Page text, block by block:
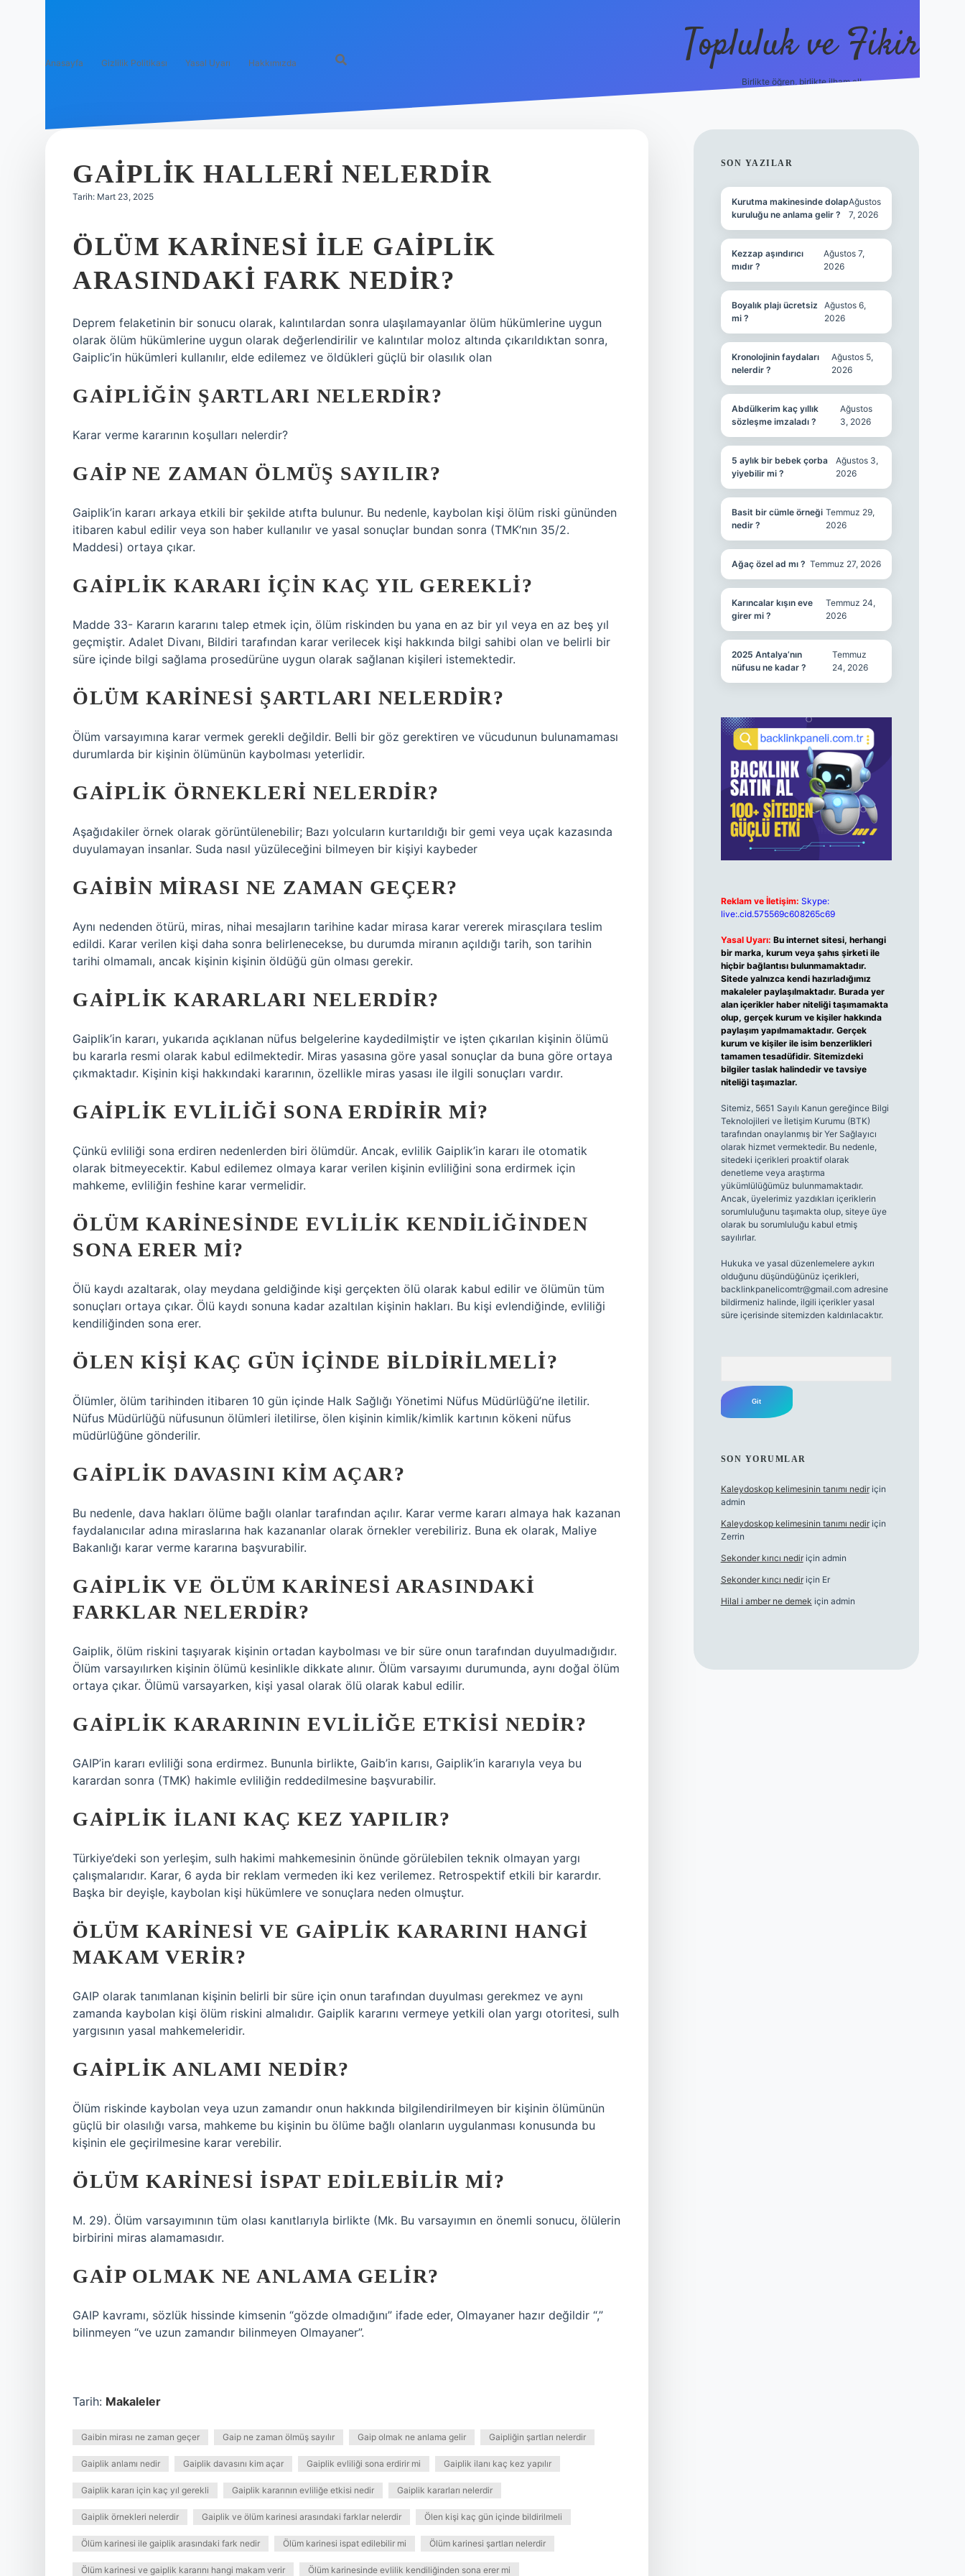
Anasayfa Gizlilik Politikası Yasal Uyarı Hakkımızda Topluluk ve Fikir
Birlikte öğren, birlikte ilham al!
GAIPLIK HALLERI NELERDIR
Tarih: Mart 23, 2025
ÖLÜM KARINESI ILE GAIPLIK
ARASINDAKI FARK NEDIR?
Deprem felaketinin bir sonucu olarak, kalıntılardan sonra ulaşılamayanlar ölüm hükümlerine uygun
olarak ölüm hükümlerine uygun olarak değerlendirilir ve kalıntılar moloz altında çıkarıldıktan sonra,
Gaiplic’in hükümleri kullanılır, elde edilemez ve öldükleri güçlü bir olasılık olan
GAIPLIĞIN ŞARTLARI NELERDIR?
Karar verme kararının koşulları nelerdir?
GAIP NE ZAMAN ÖLMÜŞ SAYILIR?
Gaiplik’in kararı arkaya etkili bir şekilde atıfta bulunur. Bu nedenle, kaybolan kişi ölüm riski gününden
itibaren kabul edilir veya son haber kullanılır ve yasal sonuçlar bundan sonra (TMK’nın 35/2.
Maddesi) ortaya çıkar.
GAIPLIK KARARI IÇIN KAÇ YIL GEREKLI?
Madde 33- Kararın kararını talep etmek için, ölüm riskinden bu yana en az bir yıl veya en az beş yıl
geçmiştir. Adalet Divanı, Bildiri tarafından karar verilecek kişi hakkında bilgi sahibi olan ve belirli bir
süre içinde bilgi sağlama prosedürüne uygun olarak sağlanan kişileri istemektedir.
ÖLÜM KARINESI ŞARTLARI NELERDIR?
Ölüm varsayımına karar vermek gerekli değildir. Belli bir göz gerektiren ve vücudunun bulunamaması
durumlarda bir kişinin ölümünün kaybolması yeterlidir.
GAIPLIK ÖRNEKLERI NELERDIR?
Aşağıdakiler örnek olarak görüntülenebilir; Bazı yolcuların kurtarıldığı bir gemi veya uçak kazasında
duyulamayan insanlar. Suda nasıl yüzüleceğini bilmeyen bir kişiyi kaybeder
GAIBIN MIRASI NE ZAMAN GEÇER?
Aynı nedenden ötürü, miras, nihai mesajların tarihine kadar mirasa karar vererek mirasçılara teslim
edildi. Karar verilen kişi daha sonra belirlenecekse, bu durumda miranın açıldığı tarih, son tarihin
tarihi olmamalı, ancak kişinin kişinin öldüğü gün olması gerekir.
GAIPLIK KARARLARI NELERDIR?
Gaiplik’in kararı, yukarıda açıklanan nüfus belgelerine kaydedilmiştir ve işten çıkarılan kişinin ölümü
bu kararla resmi olarak kabul edilmektedir. Miras yasasına göre yasal sonuçlar da buna göre ortaya
çıkmaktadır. Kişinin kişi hakkındaki kararının, özellikle miras yasası ile ilgili sonuçları vardır.
GAIPLIK EVLILIĞI SONA ERDIRIR MI?
Çünkü evliliği sona erdiren nedenlerden biri ölümdür. Ancak, evlilik Gaiplik’in kararı ile otomatik
olarak bitmeyecektir. Kabul edilemez olmaya karar verilen kişinin evliliğini sona erdirmek için
mahkeme, evliliğin feshine karar vermelidir.
ÖLÜM KARINESINDE EVLILIK KENDILIĞINDEN
SONA ERER MI?
Ölü kaydı azaltarak, olay meydana geldiğinde kişi gerçekten ölü olarak kabul edilir ve ölümün tüm
sonuçları ortaya çıkar. Ölü kaydı sonuna kadar azaltılan kişinin hakları. Bu kişi evlendiğinde, evliliği
kendiliğinden sona erer.
ÖLEN KIŞI KAÇ GÜN IÇINDE BILDIRILMELI?
Ölümler, ölüm tarihinden itibaren 10 gün içinde Halk Sağlığı Yönetimi Nüfus Müdürlüğü’ne iletilir.
Nüfus Müdürlüğü nüfusunun ölümleri iletilirse, ölen kişinin kimlik/kimlik kartının kökeni nüfus
müdürlüğüne gönderilir.
GAIPLIK DAVASINI KIM AÇAR?
Bu nedenle, dava hakları ölüme bağlı olanlar tarafından açılır. Karar verme kararı almaya hak kazanan
faydalanıcılar adına miraslarına hak kazananlar olarak örnekler verebiliriz. Buna ek olarak, Maliye
Bakanlığı karar verme kararına başvurabilir.
GAIPLIK VE ÖLÜM KARINESI ARASINDAKI
FARKLAR NELERDIR?
Gaiplik, ölüm riskini taşıyarak kişinin ortadan kaybolması ve bir süre onun tarafından duyulmadığıdır.
Ölüm varsayılırken kişinin ölümü kesinlikle dikkate alınır. Ölüm varsayımı durumunda, aynı doğal ölüm
ortaya çıkar. Ölümü varsayarken, kişi yasal olarak ölü olarak kabul edilir.
GAIPLIK KARARININ EVLILIĞE ETKISI NEDIR?
GAIP’in kararı evliliği sona erdirmez. Bununla birlikte, Gaib’in karısı, Gaiplik’in kararıyla veya bu
karardan sonra (TMK) hakimle evliliğin reddedilmesine başvurabilir.
GAIPLIK ILANI KAÇ KEZ YAPILIR?
Türkiye’deki son yerleşim, sulh hakimi mahkemesinin önünde görülebilen teknik olmayan yargı
çalışmalarıdır. Karar, 6 ayda bir reklam vermeden iki kez verilemez. Retrospektif etkili bir karardır.
Başka bir deyişle, kaybolan kişi hükümlere ve sonuçlara neden olmuştur.
ÖLÜM KARINESI VE GAIPLIK KARARINI HANGI
MAKAM VERIR?
GAIP olarak tanımlanan kişinin belirli bir süre için onun tarafından duyulması gerekmez ve aynı
zamanda kaybolan kişi ölüm riskini almalıdır. Gaiplik kararını vermeye yetkili olan yargı otoritesi, sulh
yargısının yasal mahkemeleridir.
GAIPLIK ANLAMI NEDIR?
Ölüm riskinde kaybolan veya uzun zamandır onun hakkında bilgilendirilmeyen bir kişinin ölümünün
güçlü bir olasılığı varsa, mahkeme bu kişinin bu ölüme bağlı olanların uygulanması konusunda bu
kişinin ele geçirilmesine karar verebilir.
ÖLÜM KARINESI ISPAT EDILEBILIR MI?
M. 29). Ölüm varsayımının tüm olası kanıtlarıyla birlikte (Mk. Bu varsayımın en önemli sonucu, ölülerin
birbirini miras alamamasıdır.
GAIP OLMAK NE ANLAMA GELIR?
GAIP kavramı, sözlük hissinde kimsenin “gözde olmadığını” ifade eder, Olmayaner hazır değildir “,”
bilinmeyen “ve uzun zamandır bilinmeyen Olmayaner”.
Tarih: Makaleler
Gaibin mirası ne zaman geçer Gaip ne zaman ölmüş sayılır Gaip olmak ne anlama gelir Gaipliğin şartları nelerdir
Gaiplik anlamı nedir Gaiplik davasını kim açar Gaiplik evliliği sona erdirir mi Gaiplik ilanı kaç kez yapılır
Gaiplik kararı için kaç yıl gerekli Gaiplik kararının evliliğe etkisi nedir Gaiplik kararları nelerdir
Gaiplik örnekleri nelerdir Gaiplik ve ölüm karinesi arasındaki farklar nelerdir Ölen kişi kaç gün içinde bildirilmeli
Ölüm karinesi ile gaiplik arasındaki fark nedir Ölüm karinesi ispat edilebilir mi Ölüm karinesi şartları nelerdir
Ölüm karinesi ve gaiplik kararını hangi makam verir Ölüm karinesinde evlilik kendiliğinden sona erer mi
SIDEBAR
SON YAZILAR
Kurutma makinesinde dolap
kuruluğu ne anlama gelir ?
Ağustos
7, 2026
Kezzap aşındırıcı
mıdır ?
Ağustos 7,
2026
Boyalık plajı ücretsiz
mi ?
Ağustos 6,
2026
Kronolojinin faydaları
nelerdir ?
Ağustos 5,
2026
Abdülkerim kaç yıllık
sözleşme imzaladı ?
Ağustos
3, 2026
5 aylık bir bebek çorba
yiyebilir mi ?
Ağustos 3,
2026
Basit bir cümle örneği
nedir ?
Temmuz 29,
2026
Ağaç özel ad mı ? Temmuz 27, 2026
Karıncalar kışın eve
girer mi ?
Temmuz 24,
2026
2025 Antalya’nın
nüfusu ne kadar ?
Temmuz
24, 2026
Reklam ve İletişim: Skype:
live:.cid.575569c608265c69
Yasal Uyarı: Bu internet sitesi, herhangi
bir marka, kurum veya şahıs şirketi ile
hiçbir bağlantısı bulunmamaktadır.
Sitede yalnızca kendi hazırladığımız
makaleler paylaşılmaktadır. Burada yer
alan içerikler haber niteliği taşımamakta
olup, gerçek kurum ve kişiler hakkında
paylaşım yapılmamaktadır. Gerçek
kurum ve kişiler ile isim benzerlikleri
tamamen tesadüfidir. Sitemizdeki
bilgiler taslak halindedir ve tavsiye
niteliği taşımazlar.
Sitemiz, 5651 Sayılı Kanun gereğince Bilgi
Teknolojileri ve İletişim Kurumu (BTK)
tarafından onaylanmış bir Yer Sağlayıcı
olarak hizmet vermektedir. Bu nedenle,
sitedeki içerikleri proaktif olarak
denetleme veya araştırma
yükümlülüğümüz bulunmamaktadır.
Ancak, üyelerimiz yazdıkları içeriklerin
sorumluluğunu taşımakta olup, siteye üye
olarak bu sorumluluğu kabul etmiş
sayılırlar.
Hukuka ve yasal düzenlemelere aykırı
olduğunu düşündüğünüz içerikleri,
backlinkpanelicomtr@gmail.comadresine
bildirmeniz halinde, ilgili içerikler yasal
süre içerisinde sitemizden kaldırılacaktır.
SON YORUMLAR
Kaleydoskop kelimesinin tanımı nediriçin
admin
Kaleydoskop kelimesinin tanımı nediriçin
Zerrin
Sekonder kırıcı nediriçin admin
Sekonder kırıcı nediriçin Er
Hilal i amber ne demek için admin